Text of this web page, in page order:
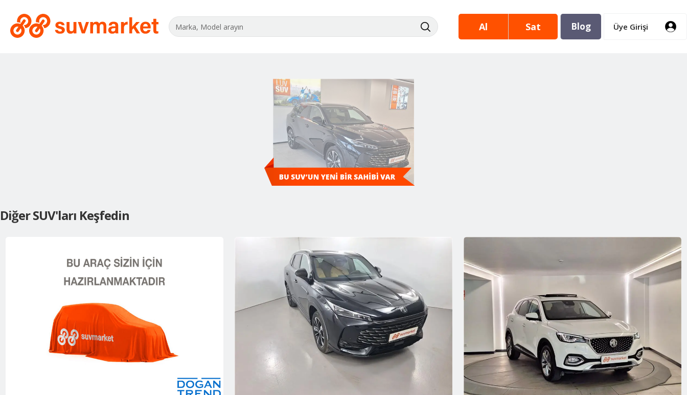
Al Sat Blog Üye Girişi
Diğer SUV'ları Keşfedin